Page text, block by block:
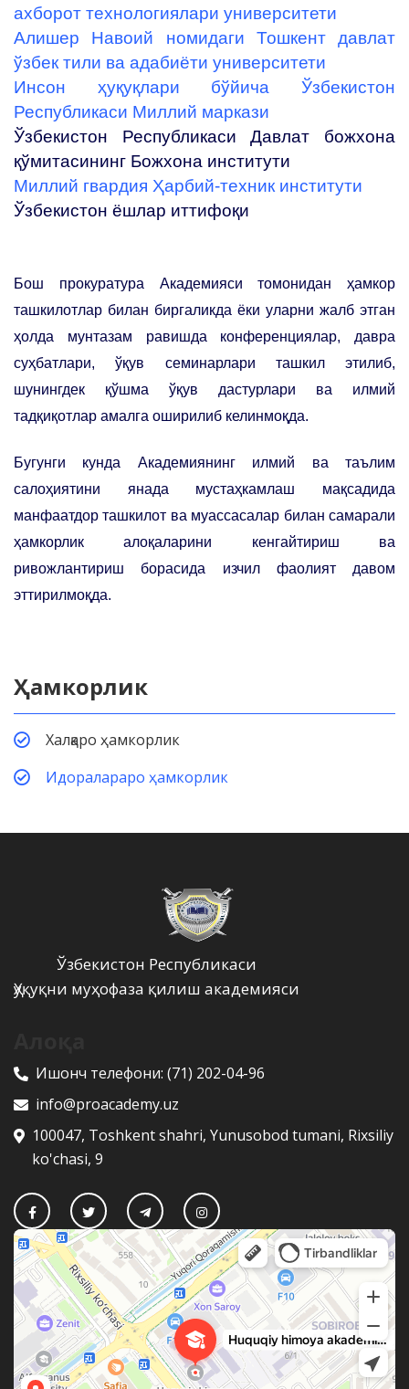
ахборот технологиялари университети
Алишер Навоий номидаги Тошкент давлат
ўзбек тили ва адабиёти университети
Инсон ҳуқуқлари бўйича Ўзбекистон
Республикаси Миллий маркази
Ўзбекистон Республикаси Давлат божхона
қўмитасининг Божхона институти
Миллий гвардия Ҳарбий-техник институти
Ўзбекистон ёшлар иттифоқи
Бош прокуратура Академияси томонидан ҳамкор
ташкилотлар билан биргаликда ёки уларни жалб этган
ҳолда мунтазам равишда конференциялар, давра
суҳбатлари, ўқув семинарлари ташкил этилиб,
шунингдек қўшма ўқув дастурлари ва илмий
тадқиқотлар амалга оширилиб келинмоқда.
Бугунги кунда Академиянинг илмий ва таълим
салоҳиятини янада мустаҳкамлаш мақсадида
манфаатдор ташкилот ва муассасалар билан самарали
ҳамкорлик алоқаларини кенгайтириш ва
ривожлантириш борасида изчил фаолият давом
эттирилмоқда.
Ҳамкорлик
Халқаро ҳамкорлик
Идоралараро ҳамкорлик
Ўзбекистон Республикаси
Ҳуқуқни муҳофаза қилиш академияси
Ишонч телефони: (71) 202-04-96
info@proacademy.uz
100047, Toshkent shahri, Yunusobod tumani, Rixsiliy
ko'chasi, 9